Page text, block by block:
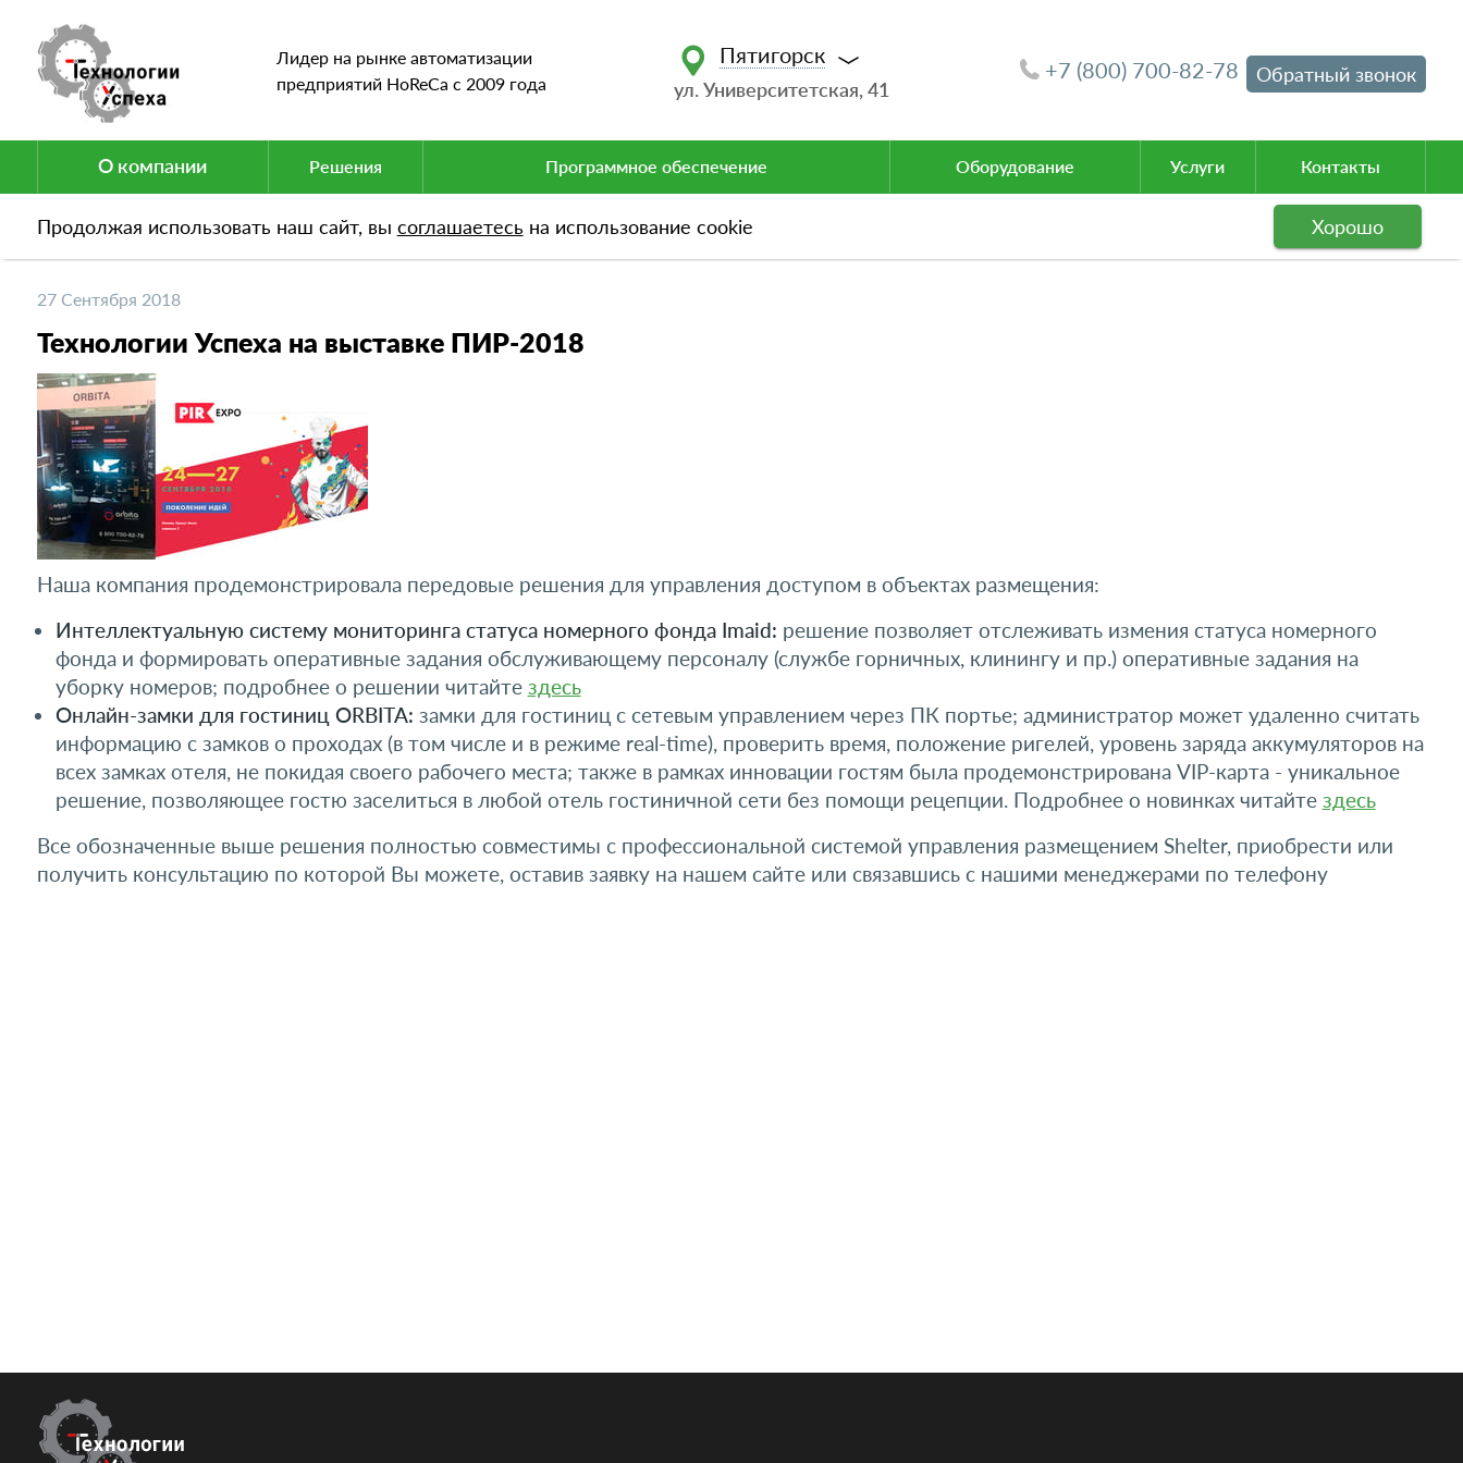
Лидер на рынке автоматизации
предприятий HoReCa c 2009 года
Пятигорск
ул. Университетская, 41
+7 (800) 700-82-78 Обратный звонок
О компании Решения Программное обеспечение Оборудование Услуги Контакты
Продолжая использовать наш сайт, вы соглашаетесь на использование cookie Хорошо
Новости Технологии Успеха на выставке ПИР-2018
27 Сентября 2018
Технологии Успеха на выставке ПИР-2018
Наша компания продемонстрировала передовые решения для управления доступом в объектах размещения:
Интеллектуальную систему мониторинга статуса номерного фонда Imaid: решение позволяет отслеживать измения статуса номерного
фонда и формировать оперативные задания обслуживающему персоналу (службе горничных, клинингу и пр.) оперативные задания на
уборку номеров; подробнее о решении читайте здесь
Онлайн-замки для гостиниц ORBITA: замки для гостиниц с сетевым управлением через ПК портье; администратор может удаленно считать
информацию с замков о проходах (в том числе и в режиме real-time), проверить время, положение ригелей, уровень заряда аккумуляторов на
всех замках отеля, не покидая своего рабочего места; также в рамках инновации гостям была продемонстрирована VIP-карта - уникальное
решение, позволяющее гостю заселиться в любой отель гостиничной сети без помощи рецепции. Подробнее о новинках читайте здесь
Все обозначенные выше решения полностью совместимы с профессиональной системой управления размещением Shelter, приобрести или
получить консультацию по которой Вы можете, оставив заявку на нашем сайте или связавшись с нашими менеджерами по телефону